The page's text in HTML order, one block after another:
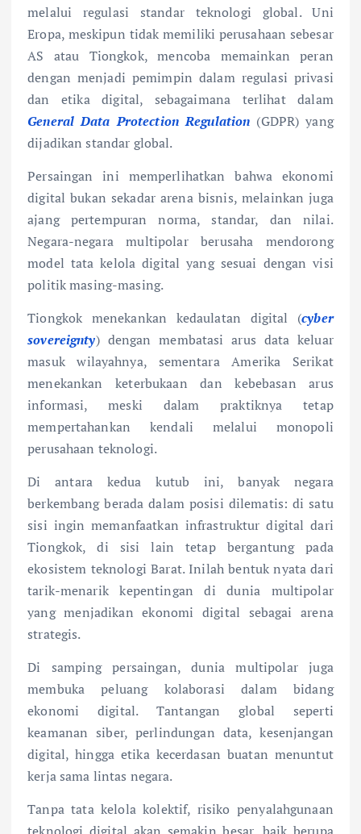
melalui regulasi standar teknologi global. Uni
Eropa, meskipun tidak memiliki perusahaan sebesar
AS atau Tiongkok, mencoba memainkan peran
dengan menjadi pemimpin dalam regulasi privasi
dan etika digital, sebagaimana terlihat dalam
General Data Protection Regulation (GDPR) yang
dijadikan standar global.
Persaingan ini memperlihatkan bahwa ekonomi
digital bukan sekadar arena bisnis, melainkan juga
ajang pertempuran norma, standar, dan nilai.
Negara-negara multipolar berusaha mendorong
model tata kelola digital yang sesuai dengan visi
politik masing-masing.
Tiongkok menekankan kedaulatan digital (cyber
sovereignty) dengan membatasi arus data keluar
masuk wilayahnya, sementara Amerika Serikat
menekankan keterbukaan dan kebebasan arus
informasi, meski dalam praktiknya tetap
mempertahankan kendali melalui monopoli
perusahaan teknologi.
Di antara kedua kutub ini, banyak negara
berkembang berada dalam posisi dilematis: di satu
sisi ingin memanfaatkan infrastruktur digital dari
Tiongkok, di sisi lain tetap bergantung pada
ekosistem teknologi Barat. Inilah bentuk nyata dari
tarik-menarik kepentingan di dunia multipolar
yang menjadikan ekonomi digital sebagai arena
strategis.
Di samping persaingan, dunia multipolar juga
membuka peluang kolaborasi dalam bidang
ekonomi digital. Tantangan global seperti
keamanan siber, perlindungan data, kesenjangan
digital, hingga etika kecerdasan buatan menuntut
kerja sama lintas negara.
Tanpa tata kelola kolektif, risiko penyalahgunaan